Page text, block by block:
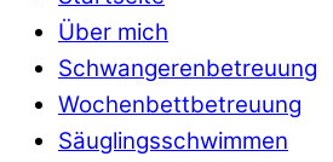
Über mich
Schwangerenbetreuung
Wochenbettbetreuung
Säuglingsschwimmen